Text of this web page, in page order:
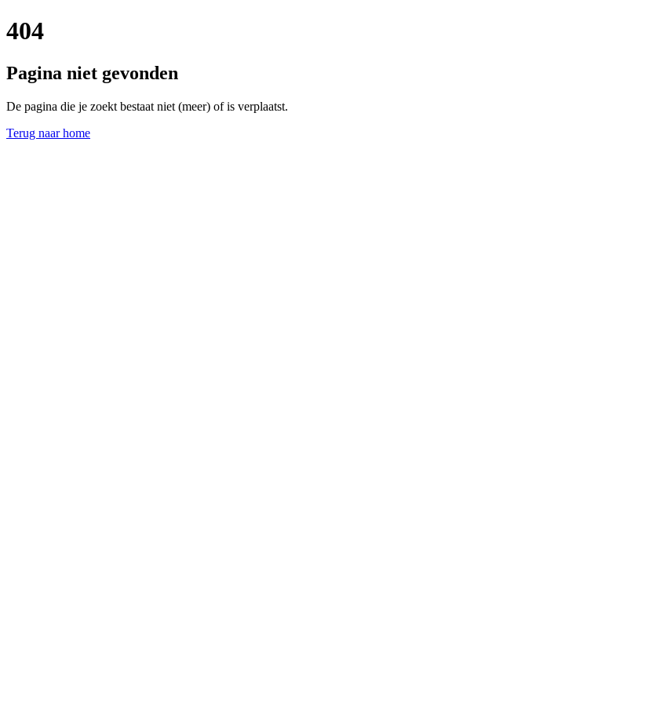
404
Pagina niet gevonden
De pagina die je zoekt bestaat niet (meer) of is verplaatst.
Terug naar home